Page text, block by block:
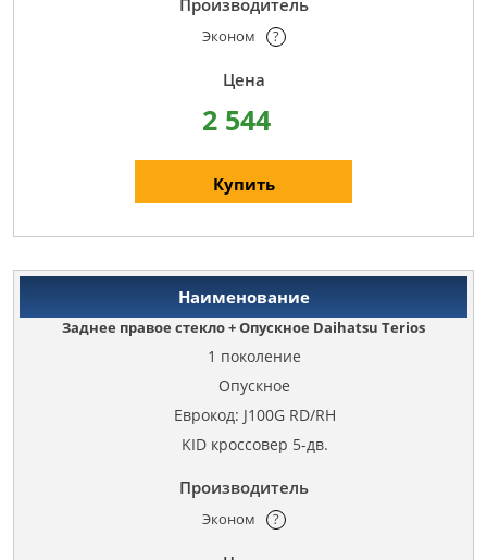
Эконом ?
2 544
Купить
Заднее правое стекло + Опускное Daihatsu Terios
1 поколение
Опускное
Еврокод: J100G RD/RH
KID кроссовер 5-дв.
Эконом ?